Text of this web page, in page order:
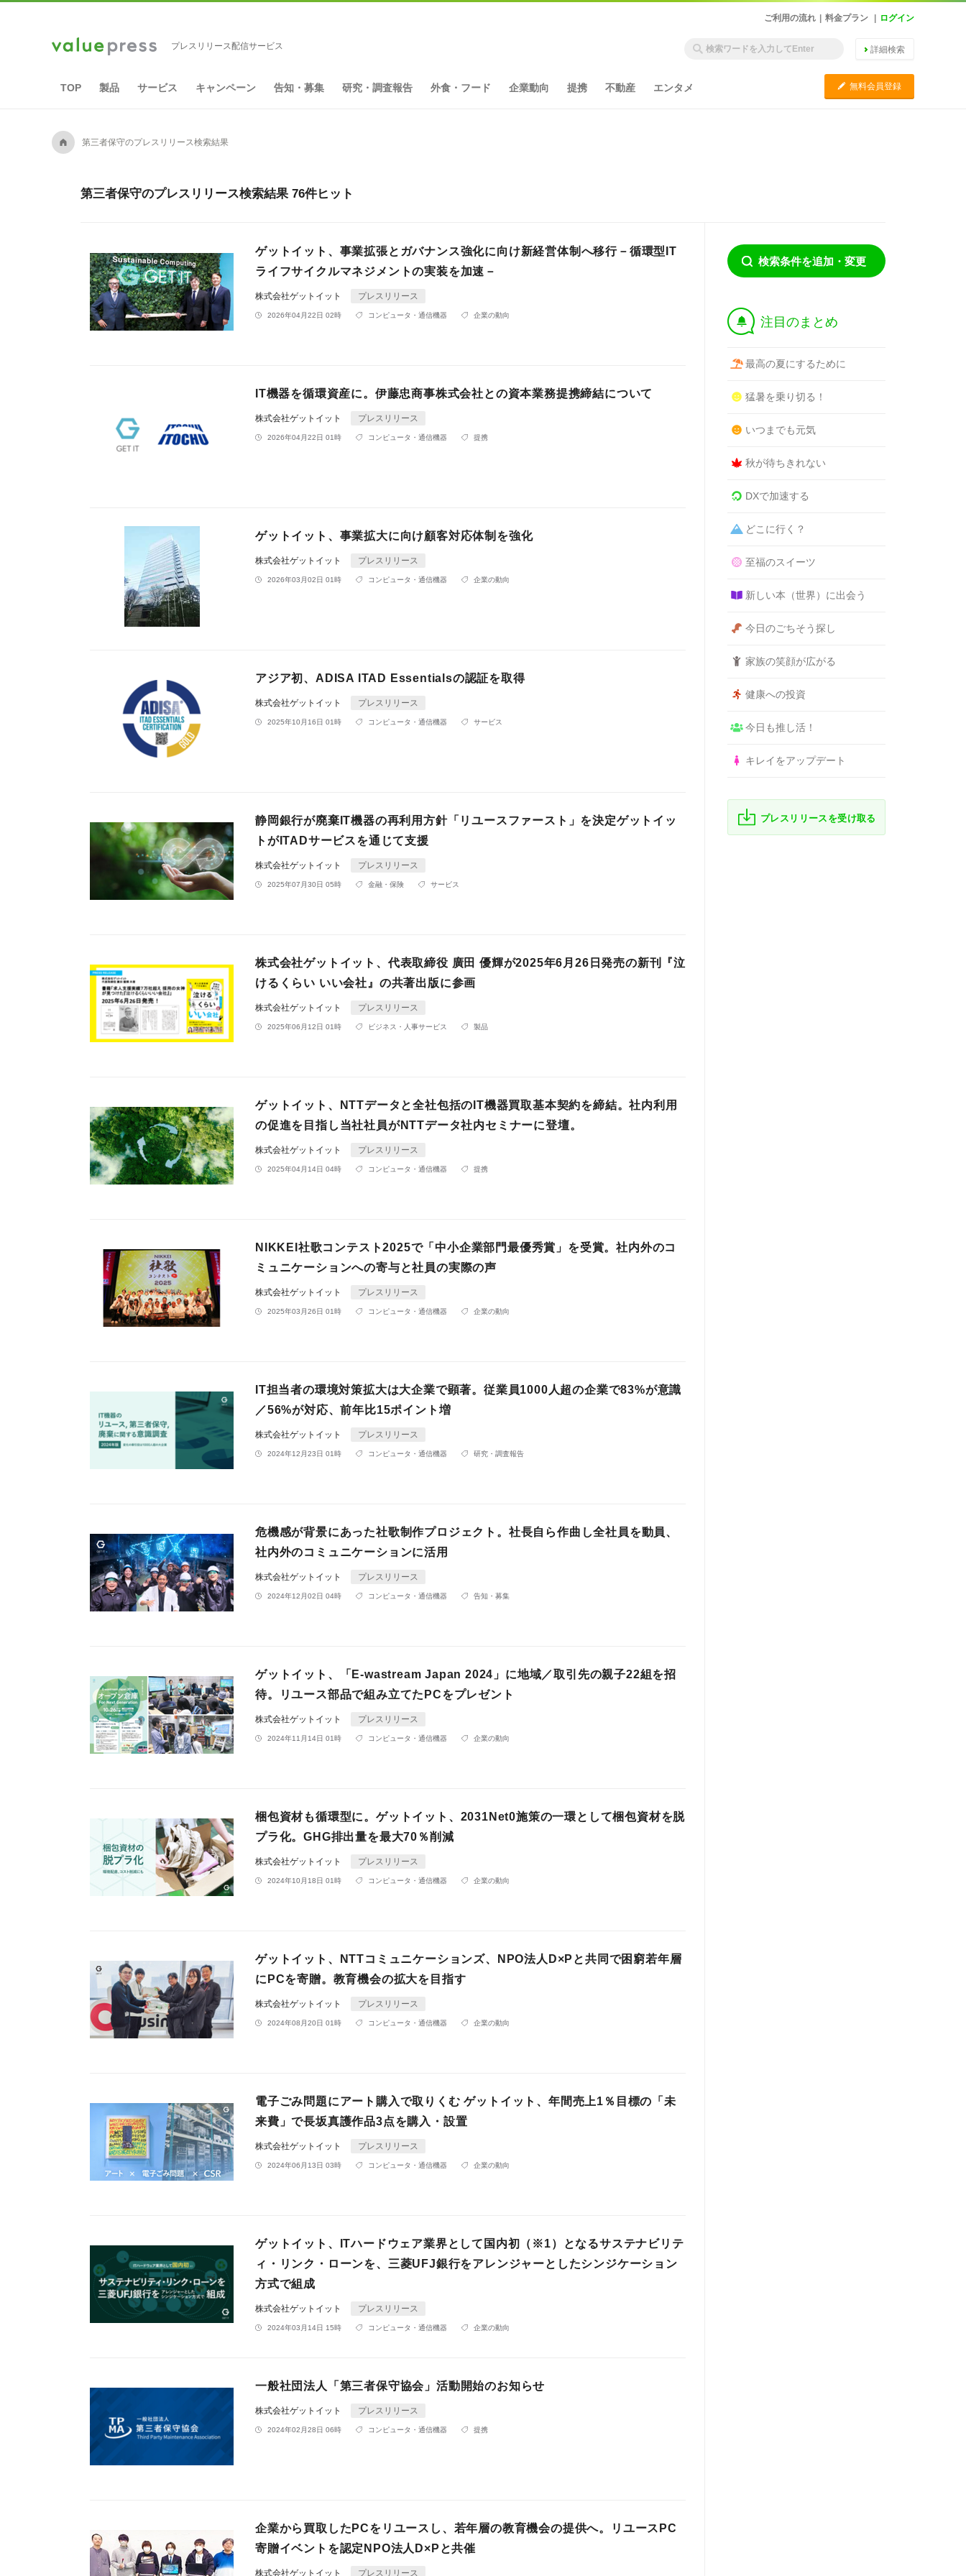
ご利用の流れ 料金プラン ログイン
プレスリリース配信サービス 詳細検索
TOP 製品 サービス キャンペーン 告知・募集 研究・調査報告 外食・フード 企業動向 提携 不動産 エンタメ C 無料会員登録
A 第三者保守のプレスリリース検索結果
第三者保守のプレスリリース検索結果 76件ヒット
ゲットイット、事業拡張とガバナンス強化に向け新経営体制へ移行－循環型IT
ライフサイクルマネジメントの実装を加速－
株式会社ゲットイット プレスリリース
2026年04月22日 02時 コンピュータ・通信機器 企業の動向
IT機器を循環資産に。伊藤忠商事株式会社との資本業務提携締結について
株式会社ゲットイット プレスリリース
2026年04月22日 01時 コンピュータ・通信機器 提携
ゲットイット、事業拡大に向け顧客対応体制を強化
株式会社ゲットイット プレスリリース
2026年03月02日 01時 コンピュータ・通信機器 企業の動向
アジア初、ADISA ITAD Essentialsの認証を取得
株式会社ゲットイット プレスリリース
2025年10月16日 01時 コンピュータ・通信機器 サービス
静岡銀行が廃棄IT機器の再利用方針「リユースファースト」を決定ゲットイッ
トがITADサービスを通じて支援
株式会社ゲットイット プレスリリース
2025年07月30日 05時 金融・保険 サービス
株式会社ゲットイット、代表取締役 廣田 優輝が2025年6月26日発売の新刊『泣
けるくらい いい会社』の共著出版に参画
株式会社ゲットイット プレスリリース
2025年06月12日 01時 ビジネス・人事サービス 製品
ゲットイット、NTTデータと全社包括のIT機器買取基本契約を締結。社内利用
の促進を目指し当社社員がNTTデータ社内セミナーに登壇。
株式会社ゲットイット プレスリリース
2025年04月14日 04時 コンピュータ・通信機器 提携
NIKKEI社歌コンテスト2025で「中小企業部門最優秀賞」を受賞。社内外のコ
ミュニケーションへの寄与と社員の実際の声
株式会社ゲットイット プレスリリース
2025年03月26日 01時 コンピュータ・通信機器 企業の動向
IT担当者の環境対策拡大は大企業で顕著。従業員1000人超の企業で83%が意識
／56%が対応、前年比15ポイント増
株式会社ゲットイット プレスリリース
2024年12月23日 01時 コンピュータ・通信機器 研究・調査報告
危機感が背景にあった社歌制作プロジェクト。社長自ら作曲し全社員を動員、
社内外のコミュニケーションに活用
株式会社ゲットイット プレスリリース
2024年12月02日 04時 コンピュータ・通信機器 告知・募集
ゲットイット、「E-wastream Japan 2024」に地域／取引先の親子22組を招
待。リユース部品で組み立てたPCをプレゼント
株式会社ゲットイット プレスリリース
2024年11月14日 01時 コンピュータ・通信機器 企業の動向
梱包資材も循環型に。ゲットイット、2031Net0施策の一環として梱包資材を脱
プラ化。GHG排出量を最大70％削減
株式会社ゲットイット プレスリリース
2024年10月18日 01時 コンピュータ・通信機器 企業の動向
ゲットイット、NTTコミュニケーションズ、NPO法人D×Pと共同で困窮若年層
にPCを寄贈。教育機会の拡大を目指す
株式会社ゲットイット プレスリリース
2024年08月20日 01時 コンピュータ・通信機器 企業の動向
電子ごみ問題にアート購入で取りくむ ゲットイット、年間売上1％目標の「未
来費」で長坂真護作品3点を購入・設置
株式会社ゲットイット プレスリリース
2024年06月13日 03時 コンピュータ・通信機器 企業の動向
ゲットイット、ITハードウェア業界として国内初（※1）となるサステナビリテ
ィ・リンク・ローンを、三菱UFJ銀行をアレンジャーとしたシンジケーション
方式で組成
株式会社ゲットイット プレスリリース
2024年03月14日 15時 コンピュータ・通信機器 企業の動向
一般社団法人「第三者保守協会」活動開始のお知らせ
株式会社ゲットイット プレスリリース
2024年02月28日 06時 コンピュータ・通信機器 提携
企業から買取したPCをリユースし、若年層の教育機会の提供へ。リユースPC
寄贈イベントを認定NPO法人D×Pと共催
株式会社ゲットイット プレスリリース
検索条件を追加・変更
† 注目のまとめ
最高の夏にするために
猛暑を乗り切る！
いつまでも元気
秋が待ちきれない
DXで加速する
どこに行く？
至福のスイーツ
新しい本（世界）に出会う
今日のごちそう探し
家族の笑顔が広がる
健康への投資
今日も推し活！
キレイをアップデート
プレスリリースを受け取る